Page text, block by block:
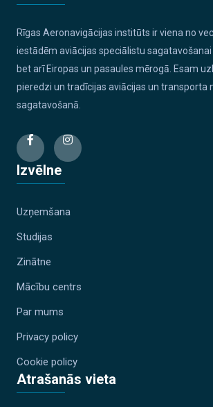
Rīgas Aeronavigācijas institūts ir viena no
iestādēm aviācijas speciālistu sagatavošanai
bet arī Eiropas un pasaules mērogā. Esam
pieredzi un tradīcijas aviācijas un transporta
sagatavošanā.
Izvēlne
Uzņemšana
Studijas
Zinātne
Mācību centrs
Par mums
Privacy policy
Cookie policy
Atrašanās vieta